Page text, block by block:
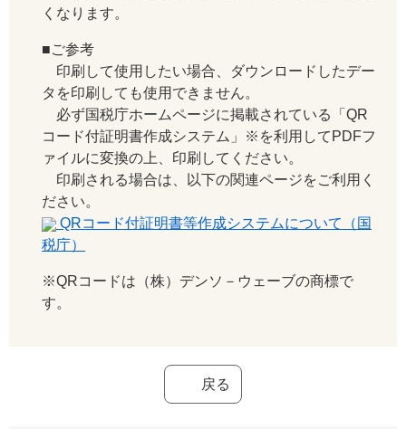
くなります。
■ご参考
印刷して使用したい場合、ダウンロードしたデー
タを印刷しても使用できません。
必ず国税庁ホームページに掲載されている「QR
コード付証明書作成システム」※を利用してPDFフ
ァイルに変換の上、印刷してください。
印刷される場合は、以下の関連ページをご利用く
ださい。
QRコード付証明書等作成システムについて（国
税庁）
※QRコードは（株）デンソ－ウェーブの商標で
す。
戻る